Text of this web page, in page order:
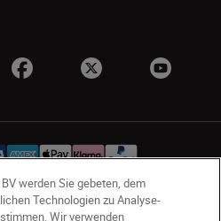
werden Sie gebeten, dem
Technologien zu Analyse-
Wir verwenden